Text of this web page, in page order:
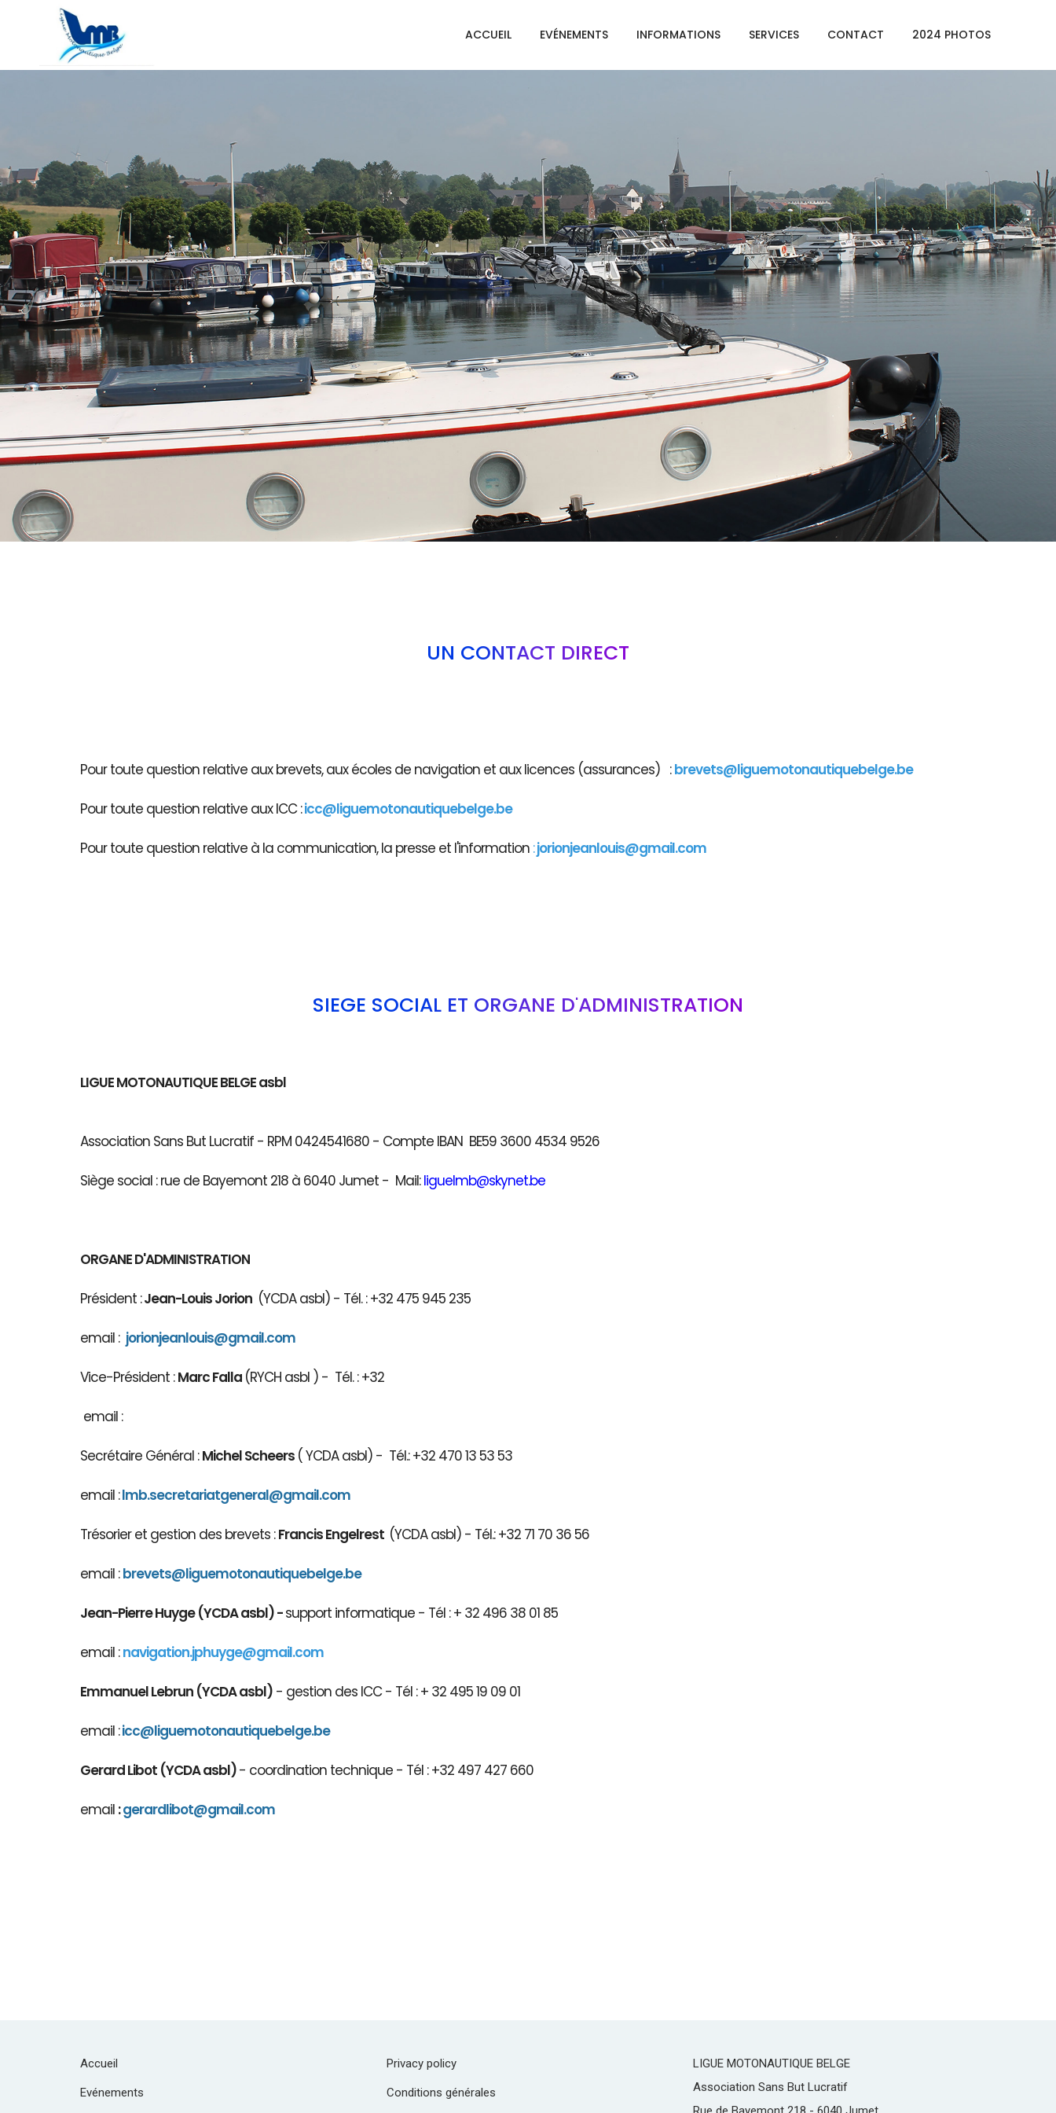
ACCUEIL EVÉNEMENTS INFORMATIONS SERVICES CONTACT 2024 PHOTOS
UN CONTACT DIRECT
Pour toute question relative aux brevets, aux écoles de navigation et aux licences (assurances) : brevets@liguemotonautiquebelge.be
Pour toute question relative aux ICC :icc@liguemotonautiquebelge.be
Pour toute question relative à la communication, la presse et l'information :jorionjeanlouis@gmail.com
SIÈGE SOCIAL ET ORGANE D'ADMINISTRATION
LIGUE MOTONAUTIQUE BELGE asbl
Association Sans But Lucratif - RPM 0424541680 - Compte IBAN BE59 3600 4534 9526
Siège social : rue de Bayemont 218 à 6040 Jumet - Mail:liguelmb@skynet.be
ORGANE D'ADMINISTRATION
Président :Jean-Louis Jorion (YCDA asbl) - Tél. : +32 475 945 235
email : jorionjeanlouis@gmail.com
Vice-Président :Marc Falla (RYCH asbl ) - Tél. : +32
email :
Secrétaire Général :Michel Scheers ( YCDA asbl) - Tél.: +32 470 13 53 53
email :lmb.secretariatgeneral@gmail.com
Trésorier et gestion des brevets :Francis Engelrest (YCDA asbl) - Tél.: +32 71 70 36 56
email :brevets@liguemotonautiquebelge.be
Jean-Pierre Huyge (YCDA asbl) -support informatique - Tél : + 32 496 38 01 85
email :navigation.jphuyge@gmail.com
Emmanuel Lebrun (YCDA asbl) - gestion des ICC - Tél : + 32 495 19 09 01
email :icc@liguemotonautiquebelge.be
Gerard Libot (YCDA asbl)- coordination technique - Tél : +32 497 427 660
email :gerardlibot@gmail.com
Accueil
Evénements
Privacy policy
Conditions générales
LIGUE MOTONAUTIQUE BELGE
Association Sans But Lucratif